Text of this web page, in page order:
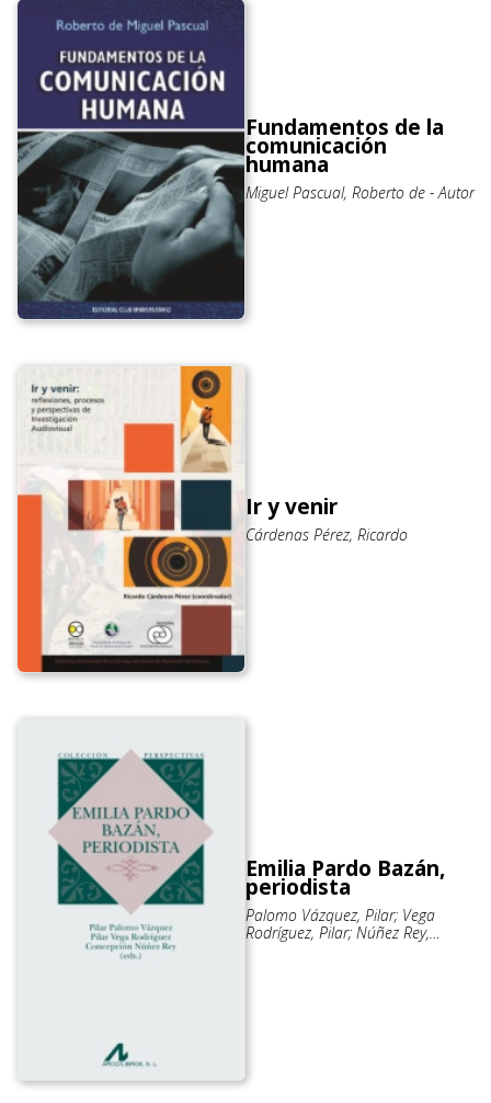
Fundamentos de la
comunicación
humana
Miguel Pascual, Roberto de - Autor
Ir y venir
Cárdenas Pérez, Ricardo
Emilia Pardo Bazán,
periodista
Palomo Vázquez, Pilar; Vega
Rodríguez, Pilar; Núñez Rey,